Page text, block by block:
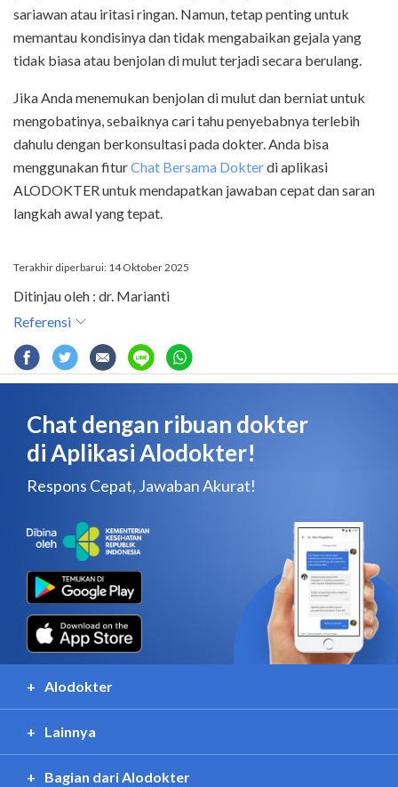
sariawan atau iritasi ringan. Namun, tetap penting untuk
memantau kondisinya dan tidak mengabaikan gejala yang
tidak biasa atau benjolan di mulut terjadi secara berulang.
Jika Anda menemukan benjolan di mulut dan berniat untuk
mengobatinya, sebaiknya cari tahu penyebabnya terlebih
dahulu dengan berkonsultasi pada dokter. Anda bisa
menggunakan fiturChat Bersama Dokterdi aplikasi
ALODOKTER untuk mendapatkan jawaban cepat dan saran
langkah awal yang tepat.
Terakhir diperbarui: 14 Oktober 2025